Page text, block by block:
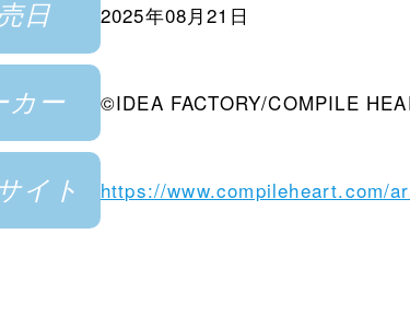
日 2025年08月21日
カー ©IDEA FACTORY/COMPILE
イト https://www.compileheart.com/